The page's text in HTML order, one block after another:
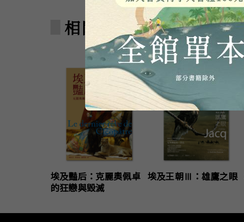
相關著作
埃及豔后：克麗奧佩卓
的狂戀與毀滅
埃及王朝Ⅲ：雄鷹之眼